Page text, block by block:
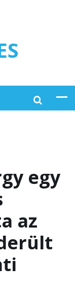
egy
az